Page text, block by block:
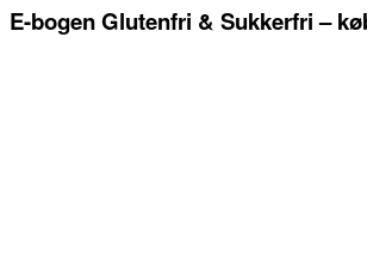
E-bogen Glutenfri & Sukkerfri –